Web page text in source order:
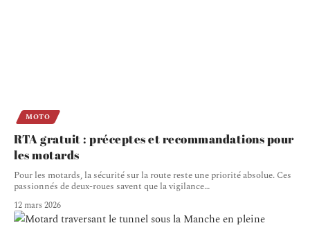
MOTO
RTA gratuit : préceptes et recommandations pour
les motards
Pour les motards, la sécurité sur la route reste une priorité absolue. Ces
passionnés de deux-roues savent que la vigilance…
12 mars 2026